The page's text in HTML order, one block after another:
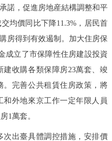
諾，促進房地産結構調整和平
均價同比下降11.3%，居民首
房得到有效遏制。加大住房保
成立了市保障性住房建設投資
收購各類保障房23萬套、竣
。完善公共租賃住房政策，將
外地來京工作一定年限人員
1萬套。
出臺具體調控措施，安排價